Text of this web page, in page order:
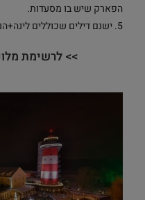
הפארק שיש בו מסעדות.
5. ישנם דילים שכוללים לינה+הנחה עם כרטיסי הפארק.
>> לרשימת